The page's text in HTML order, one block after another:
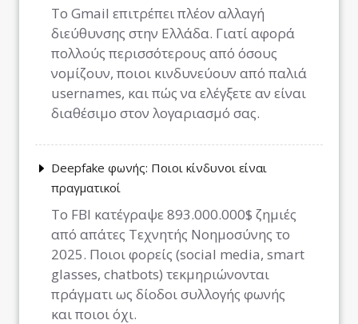
Το Gmail επιτρέπει πλέον αλλαγή
διεύθυνσης στην Ελλάδα. Γιατί αφορά
πολλούς περισσότερους από όσους
νομίζουν, ποιοι κινδυνεύουν από παλιά
usernames, και πώς να ελέγξετε αν είναι
διαθέσιμο στον λογαριασμό σας.
Deepfake φωνής: Ποιοι κίνδυνοι είναι
πραγματικοί
Το FBI κατέγραψε 893.000.000$ ζημιές
από απάτες Τεχνητής Νοημοσύνης το
2025. Ποιοι φορείς (social media, smart
glasses, chatbots) τεκμηριώνονται
πράγματι ως δίοδοι συλλογής φωνής
και ποιοι όχι.